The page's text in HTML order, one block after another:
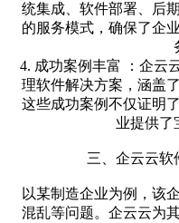
统集成、软件部署、后
的服务模式，确保了企
4. 成功案例丰富 ：企云
理软件解决方案，涵盖
这些成功案例不仅证明
业提供了
三、企云云软
以某制造企业为例，该
混乱等问题。企云云为